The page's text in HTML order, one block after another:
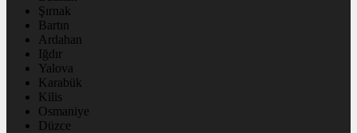
Şırnak
Bartın
Ardahan
Iğdır
Yalova
Karabük
Kilis
Osmaniye
Düzce